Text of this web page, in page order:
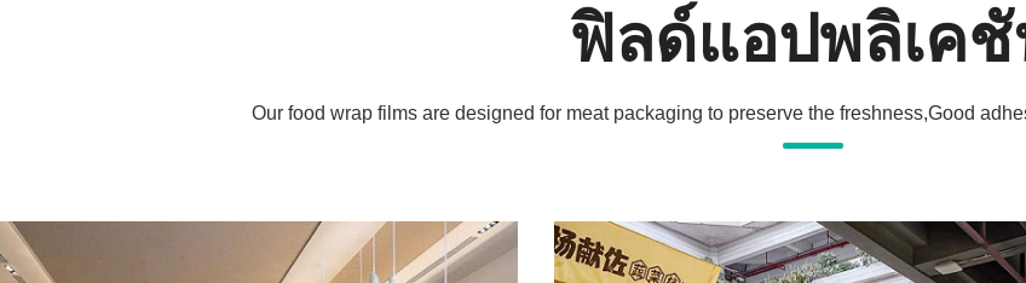
ฟิลด์แอปพลิเค
Our food wrap films are designed for meat packaging to preserve the freshness,Good